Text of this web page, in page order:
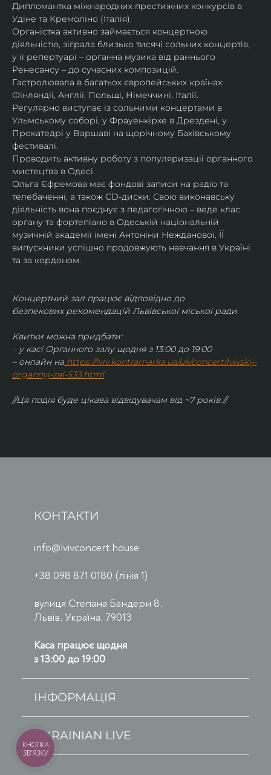
Дипломантка міжнародних престижних конкурсів в
Удіне та Кремоліно (Італія).
Органістка активно займається концертною
діяльністю, зіграла близько тисячі сольних концертів,
у її репертуарі – органна музика від раннього
Ренесансу – до сучасних композицій.
Гастролювала в багатьох європейських країнах:
Фінляндії, Англії, Польщі, Німеччині, Італії.
Регулярно виступає із сольними концертами в
Ульмському соборі, у Фрауенкірхе в Дрездені, у
Прокатедрі у Варшаві на щорічному Бахівському
фестивалі.
Проводить активну роботу з популяризації органного
мистецтва в Одесі.
Ольга Єфремова має фондові записи на радіо та
телебаченні, а також CD-диски. Свою виконавську
діяльність вона поєднує з педагогічною – веде клас
органу та фортепіано в Одеській національній
музичній академії імені Антоніни Нежданової. ЇЇ
випускники успішно продовжують навчання в Україні
та за кордоном.
Концертний зал працює відповідно до
безпекових рекомендацій Львівської міської ради.
Квитки можна придбати:
– у касі Органного залу щодня з 13:00 до 19:00
– онлайн на https://lviv.kontramarka.ua/uk/concert/lvivskij-
organnyj-zal-533.html
//Ця подія буде цікава відвідувачам від ~7 років.//
КОНТАКТИ
info@lvivconcert.house
+38 098 871 0180 (лінія 1)
вулиця Степана Бандери 8,
Львів, Україна, 79013
Каса працює щодня
з 13:00 до 19:00
ІНФОРМАЦІЯ
UKRAINIAN LIVE
КНОПКА
ЗВ'ЯЗКУ